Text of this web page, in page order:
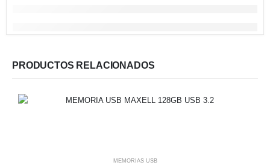
PRODUCTOS RELACIONADOS
MEMORIAS USB